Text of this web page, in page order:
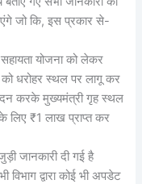
जो कि, इस प्रकार से-
योजना को लेकर
धरोहर स्थल पर लागू कर
करके मुख्यमंत्री गृह स्थल
लिए ₹1 लाख प्राप्त कर
जानकारी दी गई है
द्वारा कोई भी अपडेट